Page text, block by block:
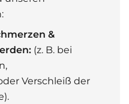
&
(z. B. bei
Verschleiß der